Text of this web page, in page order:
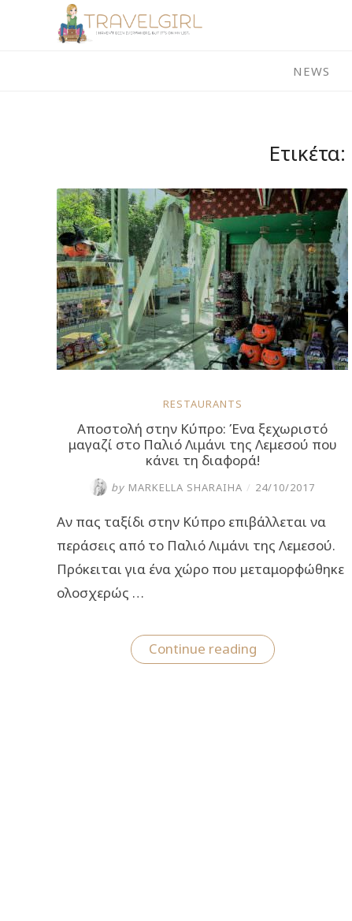
NEWS
Ετικέτα:
RESTAURANTS
Αποστολή στην Κύπρο: Ένα ξεχωριστό
μαγαζί στο Παλιό Λιμάνι της Λεμεσού που
κάνει τη διαφορά!
by MARKELLA SHARAIHA / 24/10/2017
Αν πας ταξίδι στην Κύπρο επιβάλλεται να
περάσεις από το Παλιό Λιμάνι της Λεμεσού.
Πρόκειται για ένα χώρο που μεταμορφώθηκε
ολοσχερώς …
Continue reading“Αποστολή
στην